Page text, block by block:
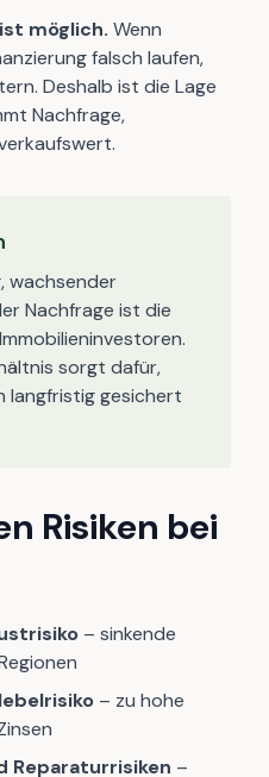
möglich. Wenn
falsch laufen,
Deshalb ist die Lage
Nachfrage,
wachsender
Nachfrage ist die
sorgt dafür,
langfristig gesichert
Risiken bei
– sinkende
– zu hohe
Reparaturrisiken –